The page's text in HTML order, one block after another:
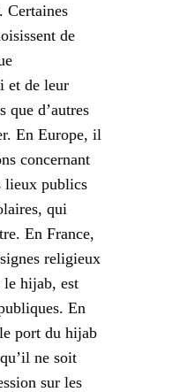
Certaines
de
et de leur
que d’autres
En Europe, il
concernant
lieux publics
qui
En France,
religieux
le hijab, est
En
port du hijab
ne soit
sur les